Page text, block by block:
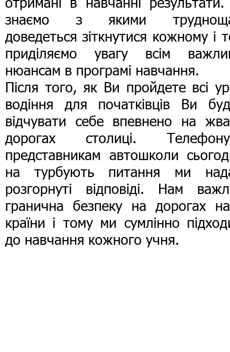
знаємо з якими
доведеться зіткнутися кожному і
приділяємо увагу всім
нюансам в програмі навчання.
Після того, як Ви пройдете всі
водіння для початківців Ви
відчувати себе впевнено на
дорогах столиці.
представникам автошколи
на турбують питання ми
розгорнуті відповіді. Нам
гранична безпеку на дорогах
країни і тому ми сумлінно
до навчання кожного учня.